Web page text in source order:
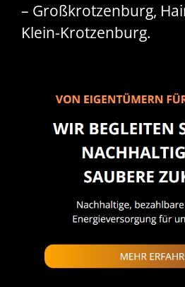
– Großkrotzenburg,
Klein-Krotzenburg.